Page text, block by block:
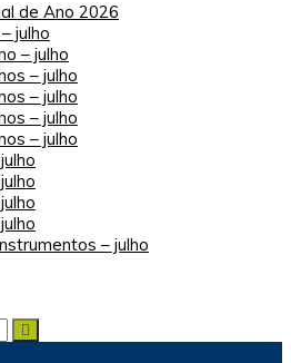
de Ano 2026
julho
– julho
– julho
– julho
– julho
– julho
– julho
Search